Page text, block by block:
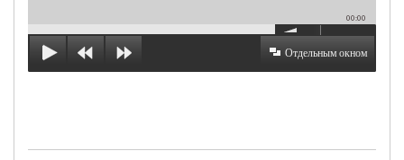
00:00
Отдельным окном